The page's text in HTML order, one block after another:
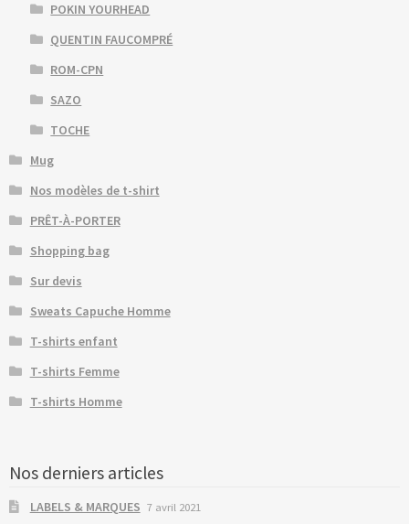
POKIN YOURHEAD
QUENTIN FAUCOMPRÉ
ROM-CPN
SAZO
TOCHE
Mug
Nos modèles de t-shirt
PRÊT-À-PORTER
Shopping bag
Sur devis
Sweats Capuche Homme
T-shirts enfant
T-shirts Femme
T-shirts Homme
Nos derniers articles
LABELS & MARQUES 7 avril 2021